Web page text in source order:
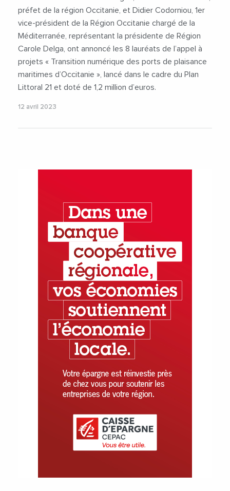
préfet de la région Occitanie, et Didier Codorniou, 1er
vice-président de la Région Occitanie chargé de la
Méditerranée, représentant la présidente de Région
Carole Delga, ont annoncé les 8 lauréats de l’appel à
projets « Transition numérique des ports de plaisance
maritimes d’Occitanie », lancé dans le cadre du Plan
Littoral 21 et doté de 1,2 million d’euros.
12 avril 2023